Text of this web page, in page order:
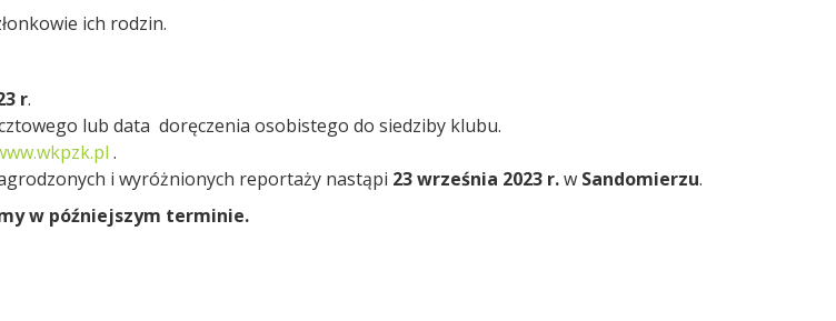
ich rodzin.
r.
lub data doręczenia osobistego do siedziby klubu.
.
i wyróżnionych reportaży nastąpi 23 września 2023 r.w Sandomierzu.
w późniejszym terminie.